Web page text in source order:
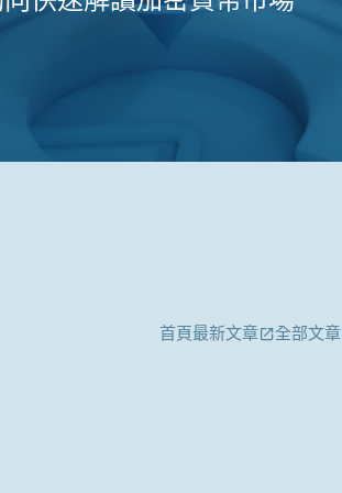
首頁最新文章 全部文章